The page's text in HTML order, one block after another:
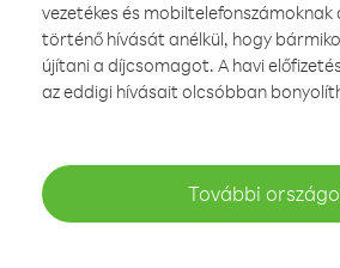
vezetékes és mobiltelefonszámoknak
történő hívását anélkül, hogy
újítani a díjcsomagot. A havi
az eddigi hívásait olcsóbban
További